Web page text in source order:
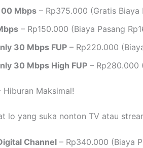
Mbps – Rp375.000 (Gratis Biaya
– Rp150.000 (Biaya Pasang
30 Mbps FUP – Rp220.000
30 Mbps High FUP – Rp280.000
Maksimal!
lo yang suka nonton TV atau
Channel – Rp340.000 (Biaya